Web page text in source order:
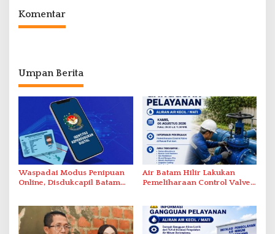
Komentar
Umpan Berita
Waspadai Modus Penipuan
Online, Disdukcapil Batam
Air Batam Hilir Lakukan
Pemeliharaan Control Valve,